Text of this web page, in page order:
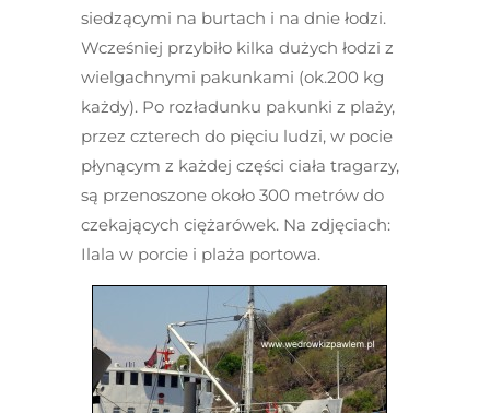
siedzącymi na burtach i na dnie łodzi.
Wcześniej przybiło kilka dużych łodzi z
wielgachnymi pakunkami (ok.200 kg
każdy). Po rozładunku pakunki z plaży,
przez czterech do pięciu ludzi, w pocie
płynącym z każdej części ciała tragarzy,
są przenoszone około 300 metrów do
czekających ciężarówek. Na zdjęciach:
Ilala w porcie i plaża portowa.